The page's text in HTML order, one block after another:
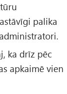
palika
ka drīz pēc
apkaimē vien